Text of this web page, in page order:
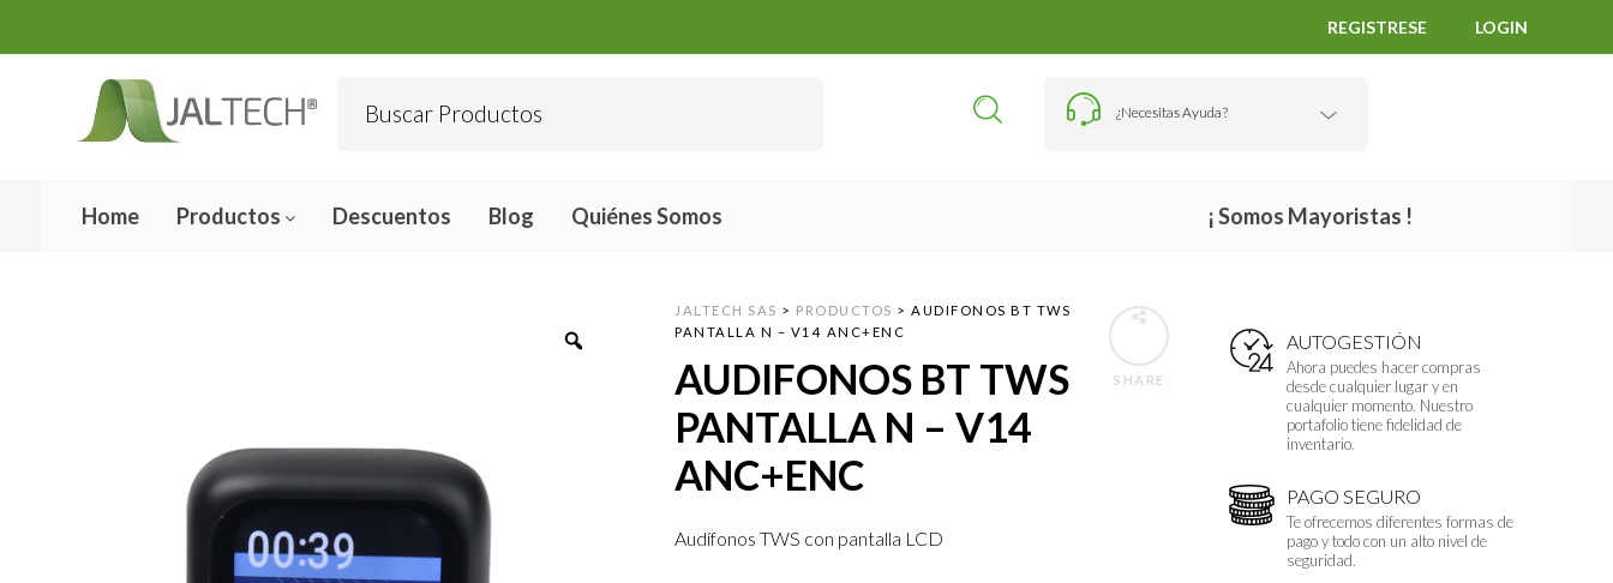
REGISTRESE LOGIN
¿Necesitas Ayuda?
Home Productos Descuentos Blog Quiénes Somos ¡ Somos Mayoristas !
AUTOGESTIÓN
Ahora puedes hacer compras
desde cualquier lugar y en
cualquier momento. Nuestro
portafolio tiene fidelidad de
inventario.
PAGO SEGURO
Te ofrecemos diferentes formas de
pago y todo con un alto nivel de
seguridad.
SHARE
JALTECH SAS > PRODUCTOS >AUDIFONOS BT TWS
PANTALLA N – V14 ANC+ENC
AUDIFONOS BT TWS
PANTALLA N – V14
ANC+ENC
Audífonos TWS con pantalla LCD